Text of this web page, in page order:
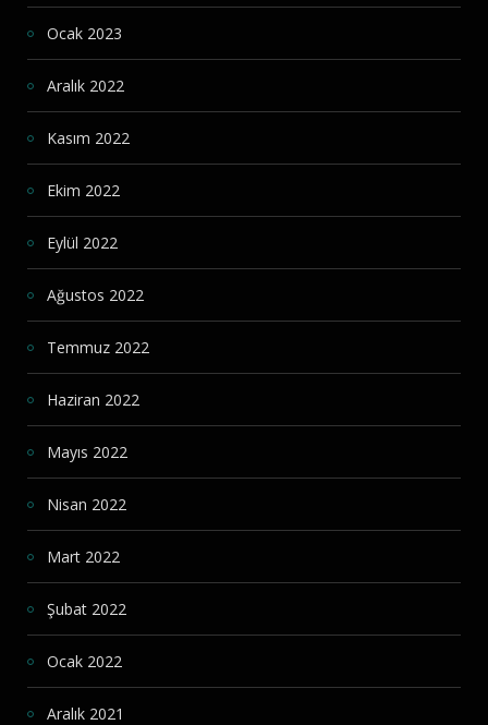
Ocak 2023
Aralık 2022
Kasım 2022
Ekim 2022
Eylül 2022
Ağustos 2022
Temmuz 2022
Haziran 2022
Mayıs 2022
Nisan 2022
Mart 2022
Şubat 2022
Ocak 2022
Aralık 2021